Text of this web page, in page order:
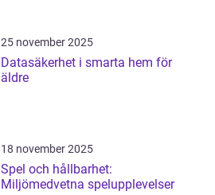
25 november 2025
Datasäkerhet i smarta hem för
äldre
18 november 2025
Spel och hållbarhet:
Miljömedvetna spelupplevelser